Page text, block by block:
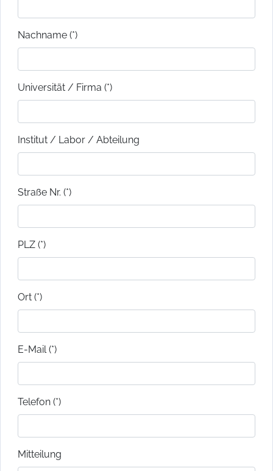
Nachname (*)
Universität / Firma (*)
Institut / Labor / Abteilung
Straße Nr. (*)
PLZ (*)
Ort (*)
E-Mail (*)
Telefon (*)
Mitteilung